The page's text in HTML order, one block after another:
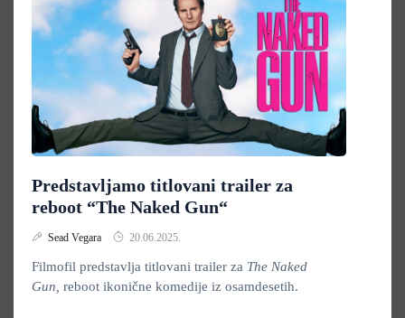
Predstavljamo titlovani trailer za
reboot “The Naked Gun“
Sead Vegara 20.06.2025.
Filmofil predstavlja titlovani trailer za The Naked
Gun, reboot ikonične komedije iz osamdesetih.